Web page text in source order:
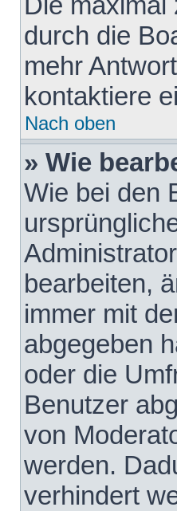
durch die
mehr
kontaktiere
Nach oben
» Wie
Wie bei den
bearbeiten,
immer mit
abgegeben
oder die
Benutzer
von
werden.
verhindert